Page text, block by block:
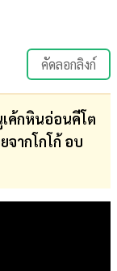
คัดลอกลิงก์
ค้กหินอ่อนคีโต
จากโกโก้ อบ